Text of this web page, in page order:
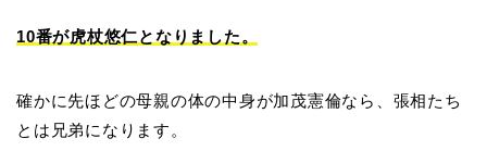
10番が虎杖悠仁となりました。
確かに先ほどの母親の体の中身が加茂憲倫なら、張相たち
とは兄弟になります。